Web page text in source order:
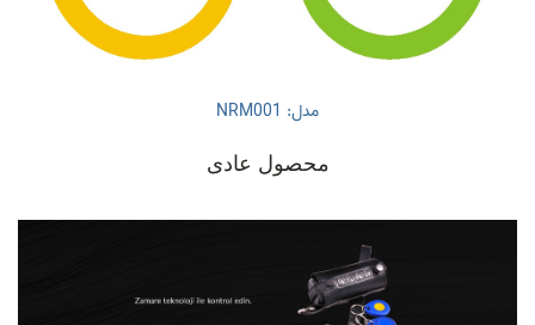
مدل: NRM001
محصول عادی